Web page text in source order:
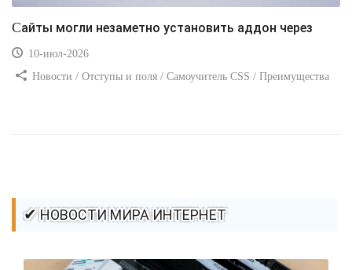
Сайты могли незаметно установить аддон через
10-июл-2026
Новости / Отступы и поля / Самоучитель CSS / Преимущества
✔ НОВОСТИ МИРА ИНТЕРНЕТ